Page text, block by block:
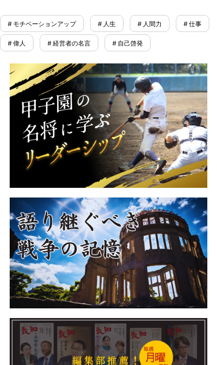
# モチベーションアップ # 人生 # 人間力 # 仕事
# 偉人 # 経営者の名言 # 自己啓発